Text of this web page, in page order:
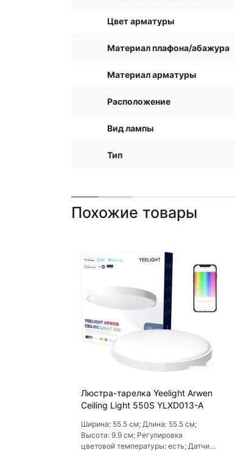
Цвет арматуры
Материал плафона/абажура
Материал арматуры
Расположение
Вид лампы
Тип
Похожие товары
Люстра-тарелка Yeelight Arwen
Ceiling Light 550S YLXD013-A
Ширина: 55.5 см; Длина: 55.5 см;
Высота: 9.9 см; Регулировка
цветовой температуры: есть; Датчик